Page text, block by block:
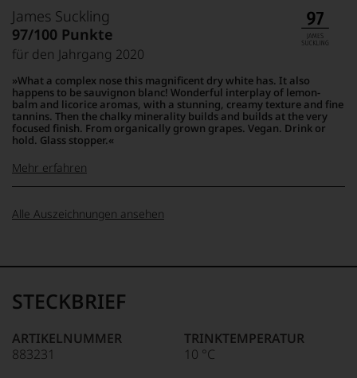
Unter 85 Punkte:
wie
kaum
ein
anderer.
Das
dokumentieren
wir
auch
und
mit
Bewertungen
Medaillen
oder
in
unseren
oder
in
100-96 Punkte:
95-90 Punkte:
89-80 Punkte:
Punkte:
69-60
Punkte:
Falstaff
Das
unter
Weinliebhabern
wie
unter
Feinschmeckern
gleichermaßen
beliebte
Magazin
wurde
Österreich
ins
Es
das
und
heute
auch
James Suckling
97/100 Punkte
für den Jahrgang 2020
What a complex nose this magnificent dry white has. It also
happens to be sauvignon blanc! Wonderful interplay of lemon-
balm and licorice aromas, with a stunning, creamy texture and fine
tannins. Then the chalky minerality builds and builds at the very
focused finish. From organically grown grapes. Vegan. Drink or
hold. Glass stopper.
mehr:
Unter 88
Suckling
James
Jahrgang
1958,
heute
zu
Mehr erfahren
Alle Auszeichnungen ansehen
STECKBRIEF
ARTIKELNUMMER
883231
TRINKTEMPERATUR
10 °C